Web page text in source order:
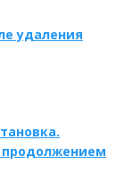
удаления